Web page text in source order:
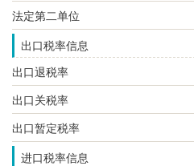
法定第二单位
出口税率信息
出口退税率
出口关税率
出口暂定税率
进口税率信息